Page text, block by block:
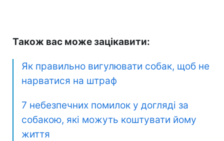
Також вас може зацікавити:
Як правильно вигулювати собак, щоб не
нарватися на штраф
7 небезпечних помилок у догляді за
собакою, які можуть коштувати йому
життя